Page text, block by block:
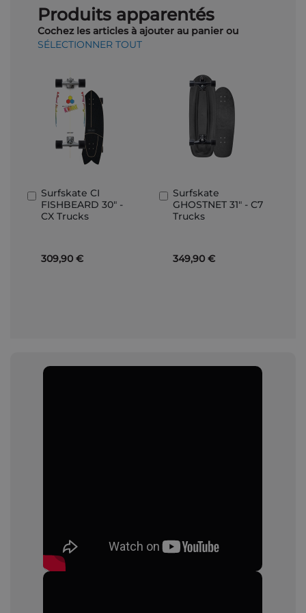
Produits apparentés
Cochez les articles à ajouter au panier ou
SÉLECTIONNER TOUT
Surfskate CI
FISHBEARD 30" -
CX Trucks
309,90 €
Ajouter
au
panier
Surfskate
GHOSTNET 31" - C7
Trucks
349,90 €
Ajouter
au
panier